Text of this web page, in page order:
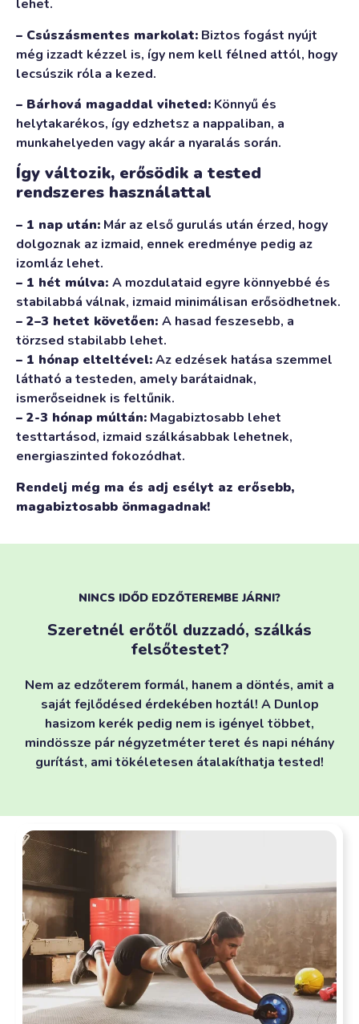
lehet.
– Csúszásmentes markolat: Biztos fogást nyújt
még izzadt kézzel is, így nem kell félned attól, hogy
lecsúszik róla a kezed.
– Bárhová magaddal viheted: Könnyű és
helytakarékos, így edzhetsz a nappaliban, a
munkahelyeden vagy akár a nyaralás során.
Így változik, erősödik a tested
rendszeres használattal
– 1 nap után: Már az első gurulás után érzed, hogy
dolgoznak az izmaid, ennek eredménye pedig az
izomláz lehet.
– 1 hét múlva: A mozdulataid egyre könnyebbé és
stabilabbá válnak, izmaid minimálisan erősödhetnek.
– 2–3 hetet követően: A hasad feszesebb, a
törzsed stabilabb lehet.
– 1 hónap elteltével:Az edzések hatása szemmel
látható a testeden, amely barátaidnak,
ismerőseidnek is feltűnik.
– 2-3 hónap múltán: Magabiztosabb lehet
testtartásod, izmaid szálkásabbak lehetnek,
energiaszinted fokozódhat.
Rendelj még ma és adj esélyt az erősebb,
magabiztosabb önmagadnak!
NINCS IDŐD EDZŐTEREMBE JÁRNI?
Szeretnél erőtől duzzadó, szálkás
felsőtestet?
Nem az edzőterem formál, hanem a döntés, amit a
saját fejlődésed érdekében hoztál! A Dunlop
hasizom kerék pedig nem is igényel többet,
mindössze pár négyzetméter teret és napi néhány
gurítást, ami tökéletesen átalakíthatja tested!